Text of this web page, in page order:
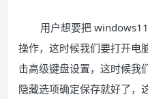
用户想要把
操作，这时候我们要打开电
击高级键盘设置，这时候我
隐藏选项确定保存就好了，